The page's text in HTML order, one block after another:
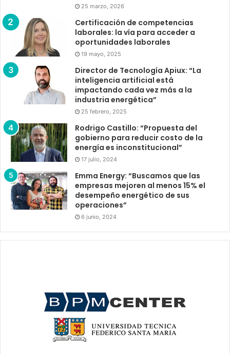
25 marzo, 2026
Certificación de competencias
laborales: la vía para acceder a
oportunidades laborales
19 mayo, 2025
Director de Tecnología Apiux: “La
inteligencia artificial está
impactando cada vez más a la
industria energética”
25 febrero, 2025
Rodrigo Castillo: “Propuesta del
gobierno para reducir costo de la
energía es inconstitucional”
17 julio, 2024
Emma Energy: “Buscamos que las
empresas mejoren al menos 15% el
desempeño energético de sus
operaciones”
6 junio, 2024